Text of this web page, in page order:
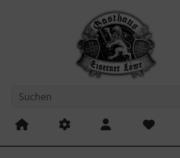
Springe zum Inhalt Springe zur